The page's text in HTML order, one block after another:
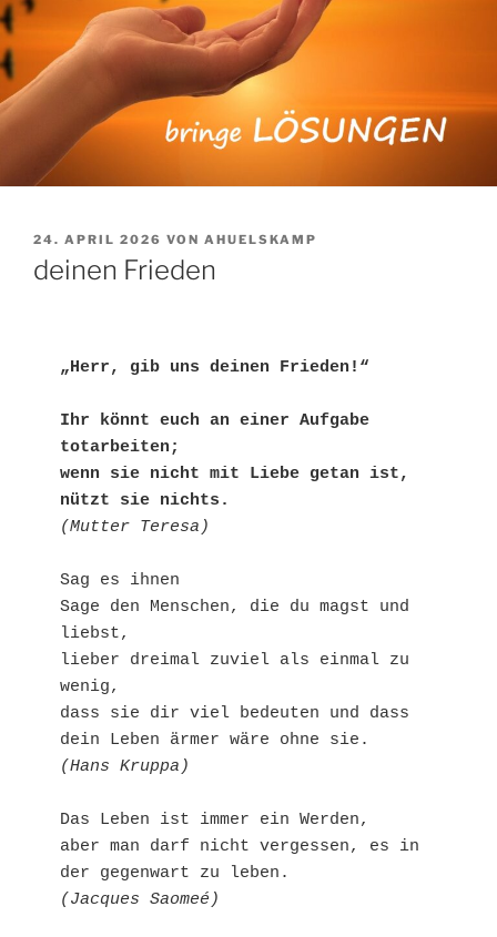
VERÖFFENTLICHT
AM
24. APRIL 2026 VON AHUELSKAMP
deinen Frieden
„Herr, gib uns deinen Frieden!“
Ihr könnt euch an einer Aufgabe
totarbeiten;
wenn sie nicht mit Liebe getan ist,
nützt sie nichts.
(Mutter Teresa)
Sag es ihnen
Sage den Menschen, die du magst und
liebst,
lieber dreimal zuviel als einmal zu
wenig,
dass sie dir viel bedeuten und dass
dein Leben ärmer wäre ohne sie.
(Hans Kruppa)
Das Leben ist immer ein Werden,
aber man darf nicht vergessen, es in
der gegenwart zu leben.
(Jacques Saomeé)